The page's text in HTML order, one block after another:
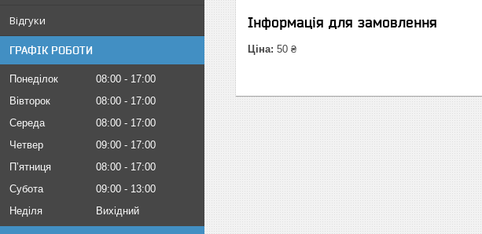
Відгуки
ГРАФІК РОБОТИ
Понеділок 08:00
17:00
Вівторок
08:00
17:00
Середа
08:00
17:00
Четвер
09:00
17:00
Пʼятниця
08:00
17:00
Субота
09:00
13:00
Неділя
Вихідний
Інформація для замовлення
Ціна: 50 ₴